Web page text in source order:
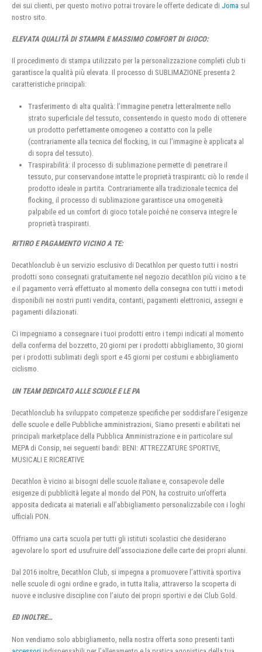
dei sui clienti, per questo motivo potrai trovare le offerte dedicate di Joma sul
nostro sito.
ELEVATA QUALITÀ DI STAMPA E MASSIMO COMFORT DI GIOCO:
Il procedimento di stampa utilizzato per la personalizzazione completi club ti
garantisce la qualità più elevata. Il processo di SUBLIMAZIONE presenta 2
caratteristiche principali:
Trasferimento di alta qualità: l’immagine penetra letteralmente nello
strato superficiale del tessuto, consentendo in questo modo di ottenere
un prodotto perfettamente omogeneo a contatto con la pelle
(contrariamente alla tecnica del flocking, in cui l’immagine è applicata al
di sopra del tessuto).
Traspirabilità: il processo di sublimazione permette di penetrare il
tessuto, pur conservandone intatte le proprietà traspiranti; ciò lo rende il
prodotto ideale in partita. Contrariamente alla tradizionale tecnica del
flocking, il processo di sublimazione garantisce una omogeneità
palpabile ed un comfort di gioco totale poiché ne conserva integre le
proprietà traspiranti.
RITIRO E PAGAMENTO VICINO A TE:
Decathlonclub è un servizio esclusivo di Decathlon per questo tutti i nostri
prodotti sono consegnati gratuitamente nel negozio decathlon più vicino a te
e il pagamento verrà effettuato al momento della consegna con tutti i metodi
disponibili nei nostri punti vendita, contanti, pagamenti elettronici, assegni e
pagamenti dilazionati.
Ci impegniamo a consegnare i tuoi prodotti entro i tempi indicati al momento
della conferma del bozzetto, 20 giorni per i prodotti abbigliamento, 30 giorni
per i prodotti sublimati degli sport e 45 giorni per costumi e abbigliamento
ciclismo.
UN TEAM DEDICATO ALLE SCUOLE E LE PA
Decathlonclub ha sviluppato competenze specifiche per soddisfare l’esigenze
delle scuole e delle Pubbliche amministrazioni, Siamo presenti e abilitati nei
principali marketplace della Pubblica Amministrazione e in particolare sul
MEPA di Consip, nei seguenti bandi: BENI: ATTREZZATURE SPORTIVE,
MUSICALI E RICREATIVE
Decathlon è vicino ai bisogni delle scuole italiane e, consapevole delle
esigenze di pubblicità legate al mondo del PON, ha costruito un’offerta
apposita dedicata ai materiali e all’abbigliamento personalizzabile con i loghi
ufficiali PON.
Offriamo una carta scuola per tutti gli istituti scolastici che desiderano
agevolare lo sport ed usufruire dell’associazione delle carte dei propri alunni.
Dal 2016 inoltre, Decathlon Club, si impegna a promuovere l’attività sportiva
nelle scuole di ogni ordine e grado, in tutta Italia, attraverso la scoperta di
nuove e inclusive discipline con l’aiuto dei propri sportivi e dei Club Gold.
ED INOLTRE…
Non vendiamo solo abbigliamento, nella nostra offerta sono presenti tanti